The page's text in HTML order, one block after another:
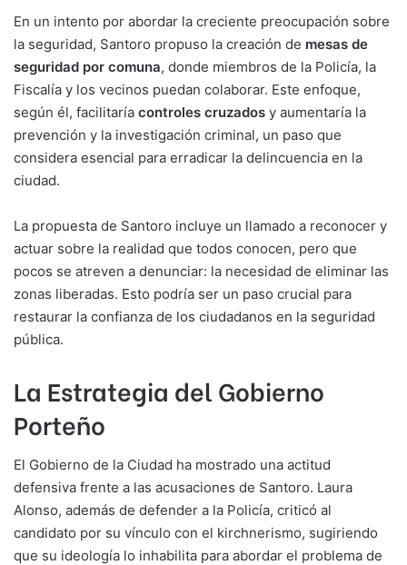
En un intento por abordar la creciente preocupación sobre
la seguridad, Santoro propuso la creación de mesas de
seguridad por comuna, donde miembros de la Policía, la
Fiscalía y los vecinos puedan colaborar. Este enfoque,
según él, facilitaría controles cruzados y aumentaría la
prevención y la investigación criminal, un paso que
considera esencial para erradicar la delincuencia en la
ciudad.
La propuesta de Santoro incluye un llamado a reconocer y
actuar sobre la realidad que todos conocen, pero que
pocos se atreven a denunciar: la necesidad de eliminar las
zonas liberadas. Esto podría ser un paso crucial para
restaurar la confianza de los ciudadanos en la seguridad
pública.
La Estrategia del Gobierno
Porteño
El Gobierno de la Ciudad ha mostrado una actitud
defensiva frente a las acusaciones de Santoro. Laura
Alonso, además de defender a la Policía, criticó al
candidato por su vínculo con el kirchnerismo, sugiriendo
que su ideología lo inhabilita para abordar el problema de